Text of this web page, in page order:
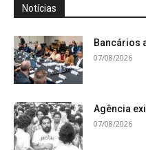
Notícias
Bancários
07/08/2026
Agência
07/08/2026